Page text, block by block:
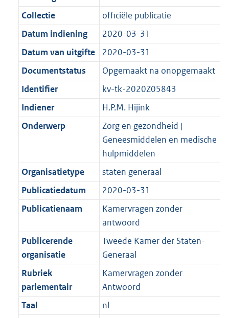
e
i
n
f
r
m
a
a
9
K
b
i
e
i
n
o
r
m
a
7
K
b
t
i
e
i
f
o
r
m
t
:
4
K
b
a
t
i
e
n
f
o
a
t
:
8
K
b
d
s
g
r
o
o
t
t
e
2
K
b
n
d
s
g
r
o
o
t
t
e
:
2
K
b
Collectie
officiële publicatie
Datum indiening
2020-03-31
Datum van uitgifte
2020-03-31
Documentstatus
Opgemaakt na onopgemaakt
Identifier
kv-tk-2020Z05843
Indiener
H.P.M. Hijink
Onderwerp
Zorg en gezondheid |
Geneesmiddelen en medische
hulpmiddelen
Organisatietype
staten generaal
Publicatiedatum
2020-03-31
Publicatienaam
Kamervragen zonder
antwoord
Publicerende
organisatie
Tweede Kamer der Staten-
Generaal
Rubriek
parlementair
Kamervragen zonder
Antwoord
Taal
nl